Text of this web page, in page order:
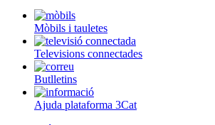
Mòbils i tauletes
Televisions connectades
Butlletins
Ajuda plataforma 3Cat